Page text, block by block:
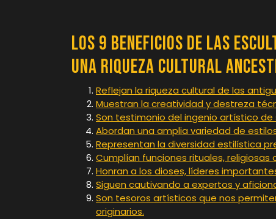
Los 9 Beneficios de las
una Riqueza Cultural
Reflejan la riqueza cultural de las
Muestran la creatividad y destreza
Son testimonio del ingenio artístico de
Abordan una amplia variedad de
Representan la diversidad estilística
Cumplían funciones rituales,
Honran a los dioses, líderes
Siguen cautivando a expertos y
Son tesoros artísticos que nos
originarios.